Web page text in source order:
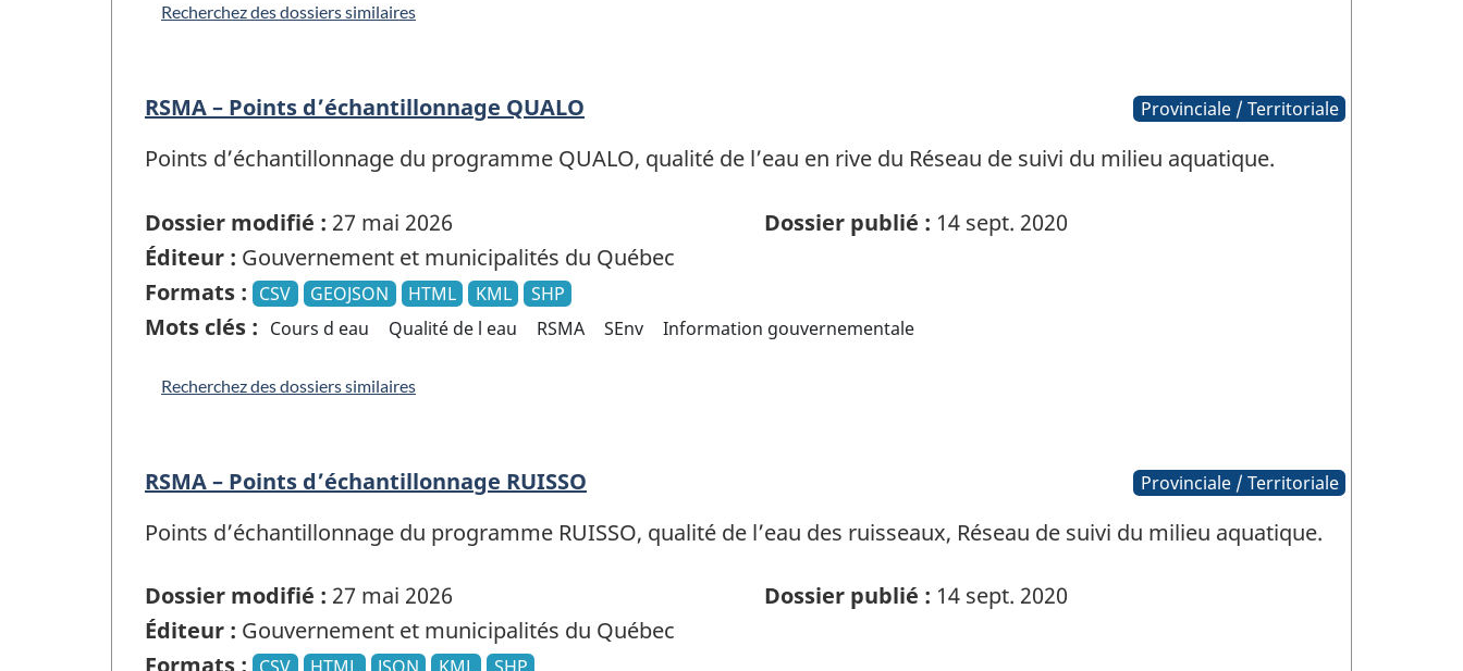
Recherchez des dossiers similaires
RSMA – Points d’échantillonnage QUALO Provinciale / Territoriale
Points d’échantillonnage du programme QUALO, qualité de l’eau en rive du Réseau de suivi du milieu aquatique.
Dossier modifié : 27 mai 2026 Dossier publié : 14 sept. 2020
Éditeur : Gouvernement et municipalités du Québec
Formats : CSV GEOJSON HTML KML SHP
Mots clés : Cours d eau Qualité de l eau RSMA SEnv Information gouvernementale
Recherchez des dossiers similaires
RSMA – Points d’échantillonnage RUISSO Provinciale / Territoriale
Points d’échantillonnage du programme RUISSO, qualité de l’eau des ruisseaux, Réseau de suivi du milieu aquatique.
Dossier modifié : 27 mai 2026 Dossier publié : 14 sept. 2020
Éditeur : Gouvernement et municipalités du Québec
Formats :